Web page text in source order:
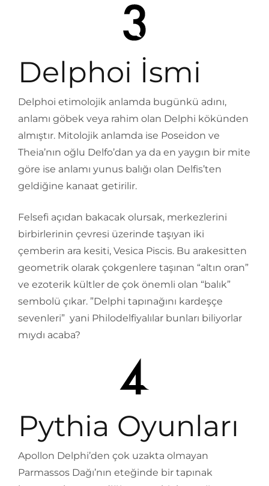
Delphoi İsmi
Delphoi etimolojik anlamda bugünkü adını,
anlamı göbek veya rahim olan Delphi kökünden
almıştır. Mitolojik anlamda ise Poseidon ve
Theia’nın oğlu Delfo’dan ya da en yaygın bir mite
göre ise anlamı yunus balığı olan Delfis’ten
geldiğine kanaat getirilir.
Felsefi açıdan bakacak olursak, merkezlerini
birbirlerinin çevresi üzerinde taşıyan iki
çemberin ara kesiti, Vesica Piscis. Bu arakesitten
geometrik olarak çokgenlere taşınan “altın oran”
ve ezoterik kültler de çok önemli olan “balık”
sembolü çıkar. ”Delphi tapınağını kardeşçe
sevenleri” yani Philodelfiyalılar bunları biliyorlar
mıydı acaba?
Pythia Oyunları
Apollon Delphi’den çok uzakta olmayan
Parmassos Dağı’nın eteğinde bir tapınak